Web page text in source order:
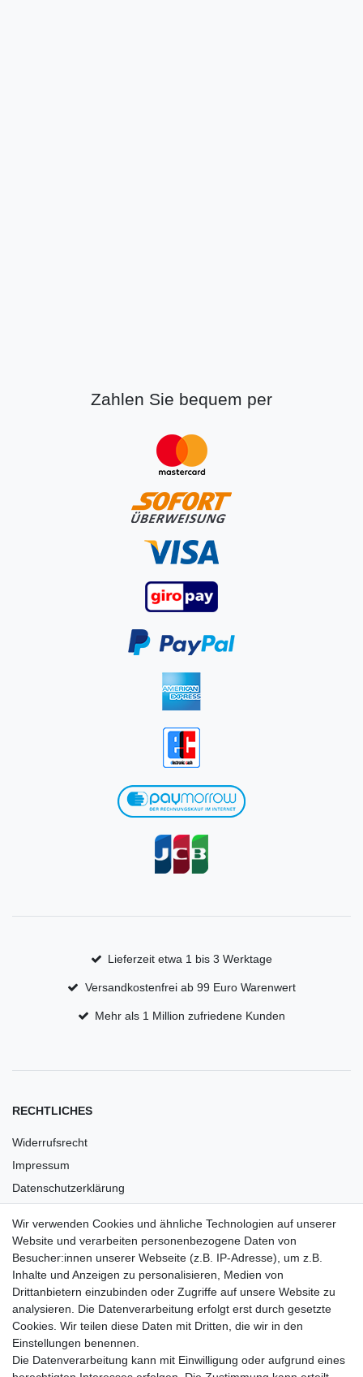
Zahlen Sie bequem per
Lieferzeit etwa 1 bis 3 Werktage
Versandkostenfrei ab 99 Euro Warenwert
Mehr als 1 Million zufriedene Kunden
RECHTLICHES
Widerrufsrecht
Impressum
Datenschutzerklärung
Versandkosten
Barrierefreiheit
Anleitungen
Vertrag widerrufen
PARTNER
Wir verwenden Cookies und ähnliche Technologien auf unserer
Website und verarbeiten personenbezogene Daten von
Besucher:innen unserer Webseite (z.B. IP-Adresse), um z.B.
Inhalte und Anzeigen zu personalisieren, Medien von
Drittanbietern einzubinden oder Zugriffe auf unsere Website zu
analysieren. Die Datenverarbeitung erfolgt erst durch gesetzte
Cookies. Wir teilen diese Daten mit Dritten, die wir in den
Einstellungen benennen.
Die Datenverarbeitung kann mit Einwilligung oder aufgrund eines